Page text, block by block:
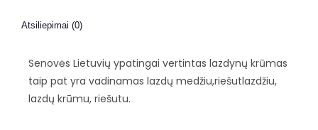
Atsiliepimai (0)
Senovės Lietuvių ypatingai vertintas lazdynų krūmas
taip pat yra vadinamas lazdų medžiu,riešutlazdžiu,
lazdų krūmu, riešutu.